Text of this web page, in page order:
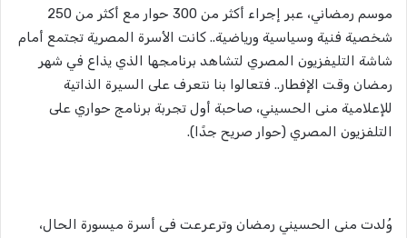
موسم رمضاني، عبر إجراء أكثر من 300 حوار مع أكثر من 250
شخصية فنية وسياسية ورياضية.. كانت الأسرة المصرية تجتمع أمام
شاشة التليفزيون المصري لتشاهد برنامجها الذي يذاع في شهر
رمضان وقت الإفطار.. فتعالوا بنا نتعرف على السيرة الذاتية
للإعلامية منى الحسيني، صاحبة أول تجربة برنامج حواري على
التلفزيون المصري (حوار صريح جدًا).
وُلدت منى الحسيني رمضان وترعرعت فى أسرة ميسورة الحال،